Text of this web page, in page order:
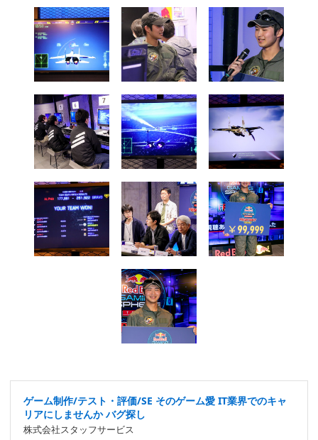
ゲーム制作/テスト・評価/SE そのゲーム愛 IT業界でのキャ
リアにしませんか バグ探し
株式会社スタッフサービス